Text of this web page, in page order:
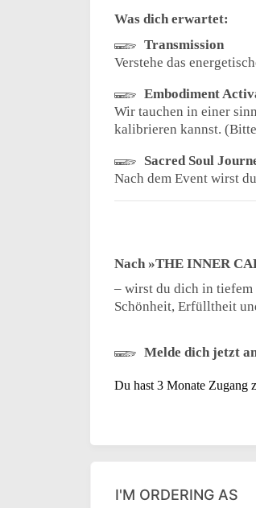
Was dich erwartet:
𓆃 Transmission
Verstehe das
𓆃 Embodiment
Wir tauchen in einer
kalibrieren kannst.
𓆃 Sacred Soul
Nach dem Event wirst
Nach »THE INNER
– wirst du dich in
Schönheit, Erfülltheit
𓆃 Melde dich jetzt
Du hast 3 Monate Zugang
I'M ORDERING AS